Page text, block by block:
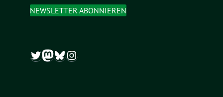
NEWSLETTER ABONNIEREN
Twitter
Mastodon
Bluesky
Instagram